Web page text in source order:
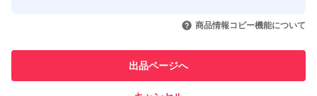
引を完了させた実績があります
での取引実績があります
商品情報コピー機能について
出品ページへ